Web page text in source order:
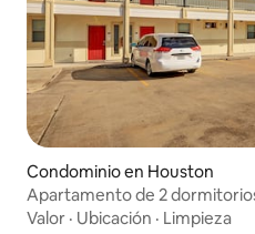
Condominio en Houston
Apartamento de 2
primer piso. Gated103
Valor · Ubicación · Limpieza